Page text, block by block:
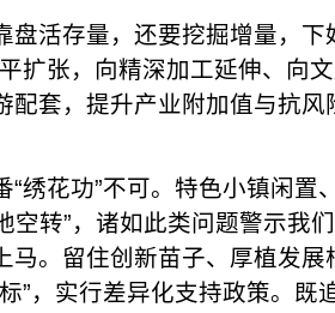
盘活存量，还要挖掘增量，下
扩张，向精深加工延伸、向
配套，提升产业附加值与抗风
“绣花功”不可。特色小镇闲置
空转”，诸如此类问题警示我
马。留住创新苗子、厚植发
”，实行差异化支持政策。既